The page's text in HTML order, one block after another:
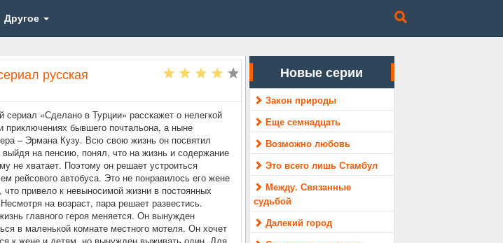
Другое
русская
сериал «Сделано в Турции» расскажет о нелегкой
приключениях бывшего почтальона, а ныне
– Эрмана Кузу. Всю свою жизнь он посвятил
выйдя на пенсию, понял, что на жизнь и содержание
не хватает. Поэтому он решает устроиться
рейсового автобуса. Это не понравилось его жене
что привело к невыносимой жизни в постоянных
на возраст, пара решает развестись.
главного героя меняется. Он вынужден
в маленькой комнате местного мотеля. Он хочет
Новые серии
Закон природы
Еще семнадцать
Возможно любовь
Это всего лишь Стамбул
Между. Связанные
судьбой
Далекий город